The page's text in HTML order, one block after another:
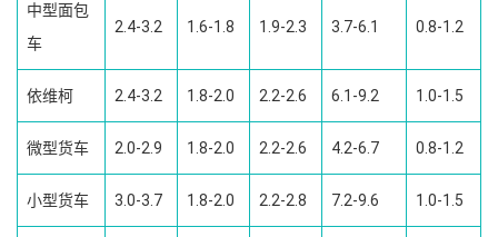
中型面包
车
2.4-3.2 1.6-1.8 1.9-2.3 3.7-6.1 0.8-1.2
依维柯 2.4-3.2 1.8-2.0 2.2-2.6 6.1-9.2 1.0-1.5
微型货车 2.0-2.9 1.8-2.0 2.2-2.6 4.2-6.7 0.8-1.2
小型货车 3.0-3.7 1.8-2.0 2.2-2.8 7.2-9.6 1.0-1.5